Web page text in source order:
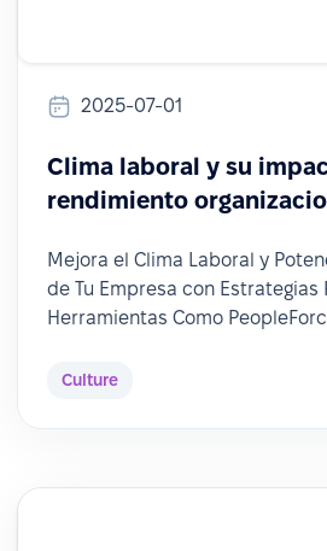
2025-07-01
Clima laboral y su
rendimiento
Mejora el Clima Laboral y
de Tu Empresa con Estrategias
Herramientas Como
Culture